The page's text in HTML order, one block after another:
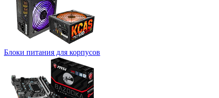
Блоки питания для корпусов